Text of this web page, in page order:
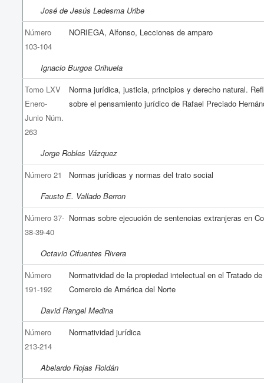
José de Jesús Ledesma Uribe
Número
103-104
NORIEGA, Alfonso, Lecciones de amparo
Ignacio Burgoa Orihuela
Tomo LXV
Enero-
Junio Núm.
263
Norma jurídica, justicia, principios y derecho natural.
sobre el pensamiento jurídico de Rafael Preciado
Jorge Robles Vázquez
Número 21
Normas jurídicas y normas del trato social
Fausto E. Vallado Berron
Número 37-
38-39-40
Normas sobre ejecución de sentencias extranjeras en
Octavio Cifuentes Rivera
Número
191-192
Normatividad de la propiedad intelectual en el Tratado
Comercio de América del Norte
David Rangel Medina
Número
213-214
Normatividad jurídica
Abelardo Rojas Roldán